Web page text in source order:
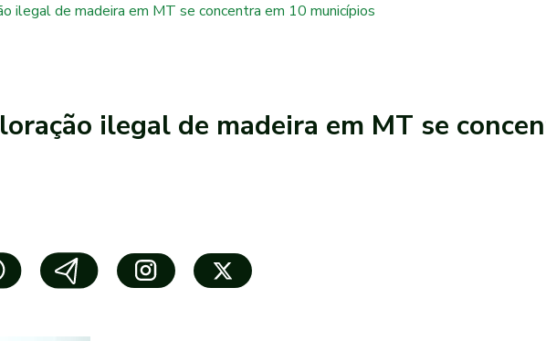
ilegal de madeira em MT se concentra em 10 municípios
ilegal de madeira em MT se